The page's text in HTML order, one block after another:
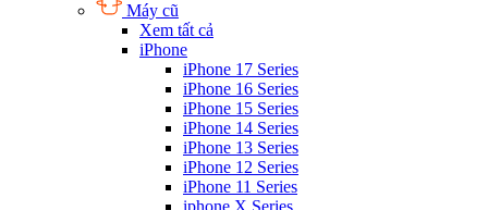
Máy cũ
Xem tất cả
iPhone
iPhone 17 Series
iPhone 16 Series
iPhone 15 Series
iPhone 14 Series
iPhone 13 Series
iPhone 12 Series
iPhone 11 Series
iphone X Series